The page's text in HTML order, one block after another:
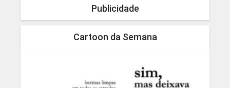
Publicidade
Cartoon da Semana